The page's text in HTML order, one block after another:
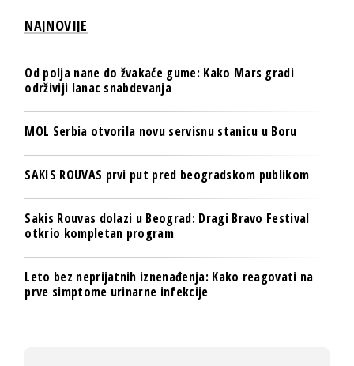
NAJNOVIJE
Od polja nane do žvakaće gume: Kako Mars gradi
održiviji lanac snabdevanja
MOL Serbia otvorila novu servisnu stanicu u Boru
SAKIS ROUVAS prvi put pred beogradskom publikom
Sakis Rouvas dolazi u Beograd: Dragi Bravo Festival
otkrio kompletan program
Leto bez neprijatnih iznenađenja: Kako reagovati na
prve simptome urinarne infekcije